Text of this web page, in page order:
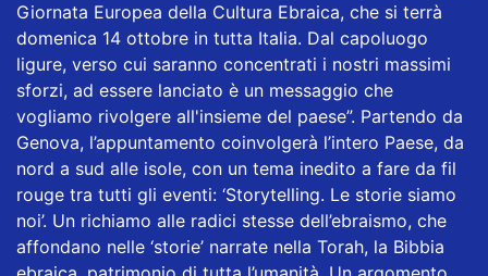
Giornata Europea della Cultura Ebraica, che si terrà
domenica 14 ottobre in tutta Italia. Dal capoluogo
ligure, verso cui saranno concentrati i nostri massimi
sforzi, ad essere lanciato è un messaggio che
vogliamo rivolgere all'insieme del paese”. Partendo da
Genova, l’appuntamento coinvolgerà l’intero Paese, da
nord a sud alle isole, con un tema inedito a fare da fil
rouge tra tutti gli eventi: ‘Storytelling. Le storie siamo
noi’. Un richiamo alle radici stesse dell’ebraismo, che
affondano nelle ‘storie’ narrate nella Torah, la Bibbia